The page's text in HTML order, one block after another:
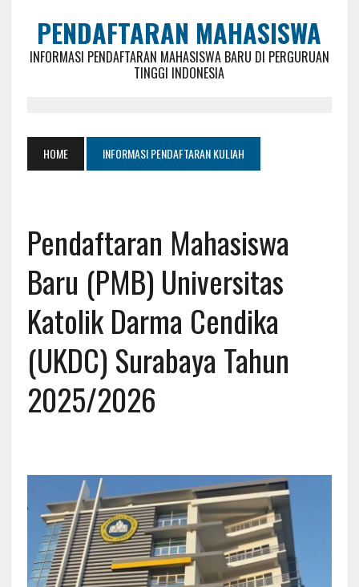
PENDAFTARAN MAHASISWA
INFORMASI PENDAFTARAN MAHASISWA BARU DI PERGURUAN
TINGGI INDONESIA
HOME INFORMASI PENDAFTARAN KULIAH
Pendaftaran Mahasiswa
Baru (PMB) Universitas
Katolik Darma Cendika
(UKDC) Surabaya Tahun
2025/2026